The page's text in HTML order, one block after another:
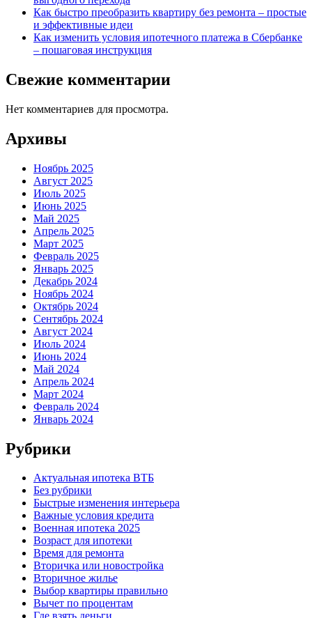
Как быстро преобразить квартиру без ремонта – простые
и эффективные идеи
Как изменить условия ипотечного платежа в Сбербанке
– пошаговая инструкция
Свежие комментарии
Нет комментариев для просмотра.
Архивы
Ноябрь 2025
Август 2025
Июль 2025
Июнь 2025
Май 2025
Апрель 2025
Март 2025
Февраль 2025
Январь 2025
Декабрь 2024
Ноябрь 2024
Октябрь 2024
Сентябрь 2024
Август 2024
Июль 2024
Июнь 2024
Май 2024
Апрель 2024
Март 2024
Февраль 2024
Январь 2024
Рубрики
Актуальная ипотека ВТБ
Без рубрики
Быстрые изменения интерьера
Важные условия кредита
Военная ипотека 2025
Возраст для ипотеки
Время для ремонта
Вторичка или новостройка
Вторичное жилье
Выбор квартиры правильно
Вычет по процентам